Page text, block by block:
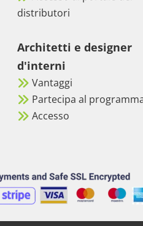
distributori
Architetti e designer
d'interni
Vantaggi
Partecipa al
Accesso